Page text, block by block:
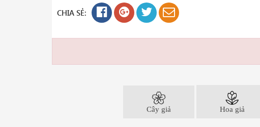
CHIA SẺ:
Cây giả Hoa giả